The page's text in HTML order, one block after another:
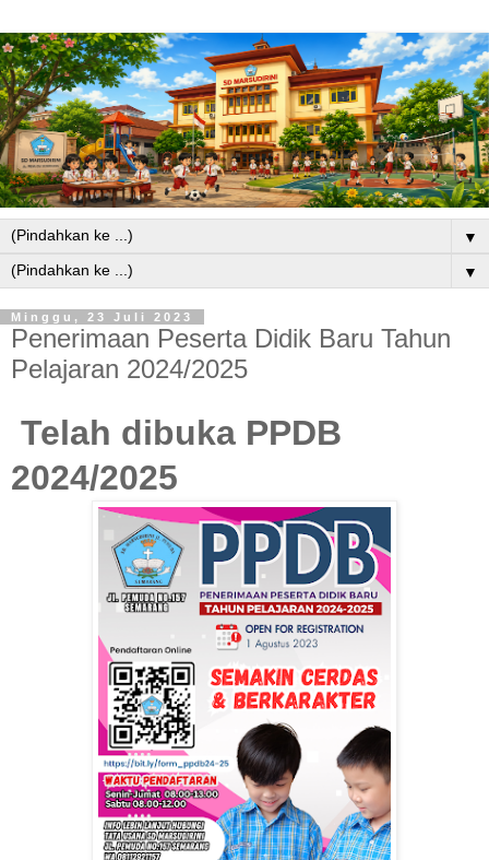
▼
▼
Minggu, 23 Juli 2023
Penerimaan Peserta Didik Baru Tahun
Pelajaran 2024/2025
Telah dibuka PPDB
2024/2025